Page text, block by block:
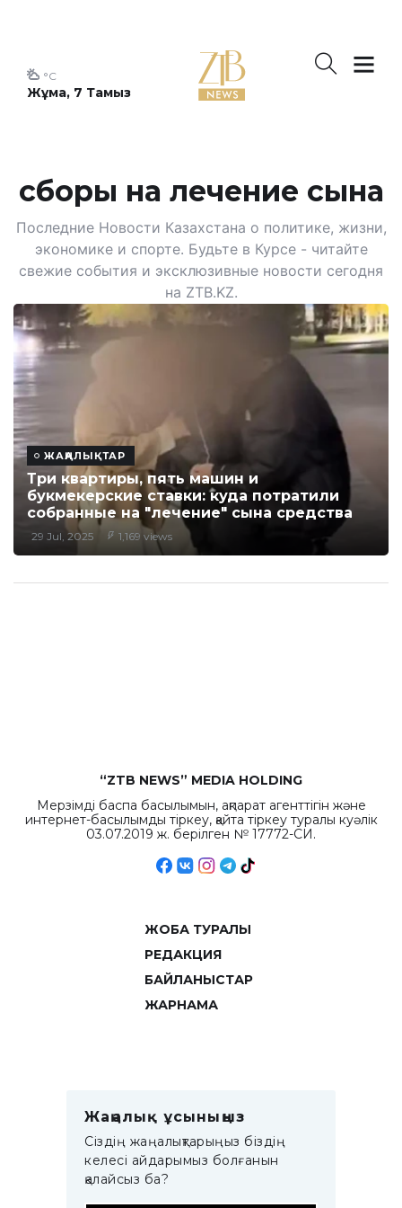
Жұма, 7 Тамыз
°C
сборы на лечение сына
Последние Новости Казахстана о политике, жизни,
экономике и спорте. Будьте в Курсе - читайте
свежие события и эксклюзивные новости сегодня
на ZTB.KZ.
ЖАҢАЛЫҚТАР
Три квартиры, пять машин и
букмекерские ставки: куда потратили
собранные на "лечение" сына средства
29 Jul, 2025 1,169 views
“ZTB NEWS” MEDIA HOLDING
Мерзімді баспа басылымын, ақпарат агенттігін және
интернет-басылымды тіркеу, қайта тіркеу туралы куәлік
03.07.2019 ж. берілген № 17772-СИ.
ЖОБА ТУРАЛЫ
РЕДАКЦИЯ
БАЙЛАНЫСТАР
ЖАРНАМА
Жаңалық ұсыныңыз
Сіздің жаңалықтарыңыз біздің
келесі айдарымыз болғанын
қалайсыз ба?